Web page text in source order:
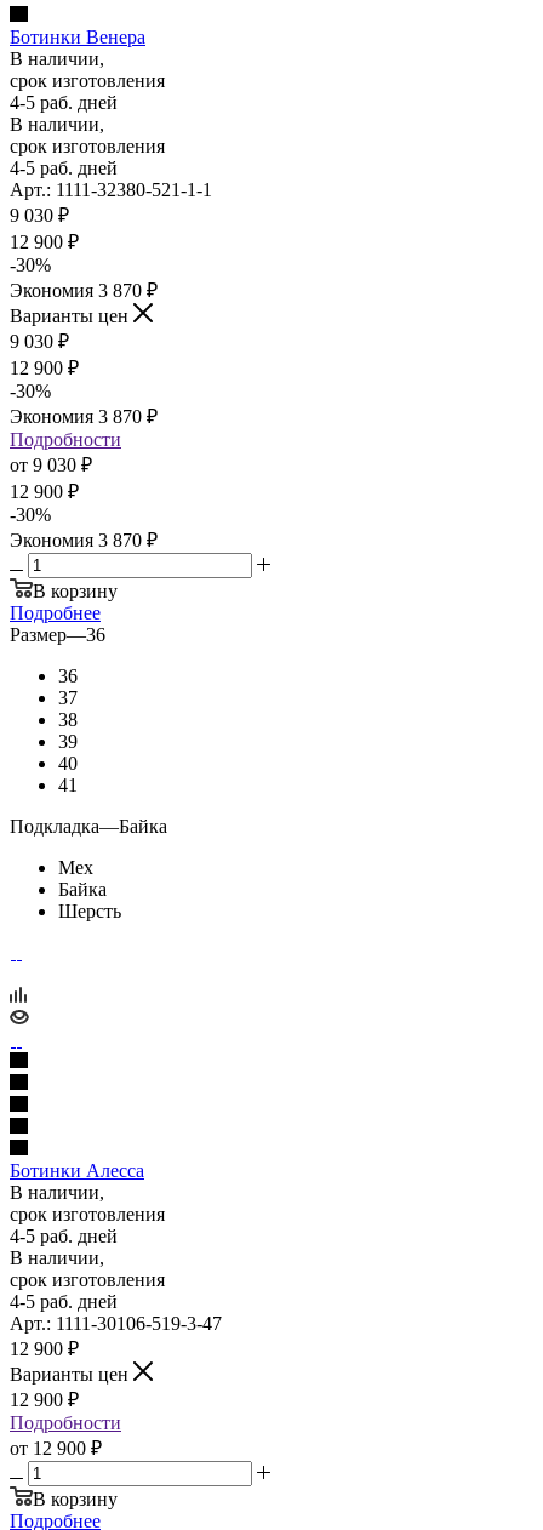
Ботинки Венера
В наличии,
срок изготовления
4-5 раб. дней
В наличии,
срок изготовления
4-5 раб. дней
Арт.: 1111-32380-521-1-1
9 030 ₽
12 900 ₽
-30%
Экономия 3 870 ₽
Варианты цен
9 030 ₽
12 900 ₽
-30%
Экономия 3 870 ₽
Подробности
от 9 030 ₽
12 900 ₽
-30%
Экономия 3 870 ₽
В корзину
Подробнее
Размер—36
36
37
38
39
40
41
Подкладка—Байка
Мех
Байка
Шерсть
Ботинки Алесса
В наличии,
срок изготовления
4-5 раб. дней
В наличии,
срок изготовления
4-5 раб. дней
Арт.: 1111-30106-519-3-47
12 900 ₽
Варианты цен
12 900 ₽
Подробности
от 12 900 ₽
В корзину
Подробнее